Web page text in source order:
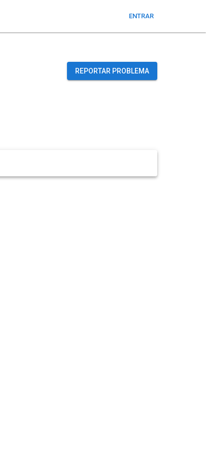
ENTRAR
REPORTAR PROBLEMA